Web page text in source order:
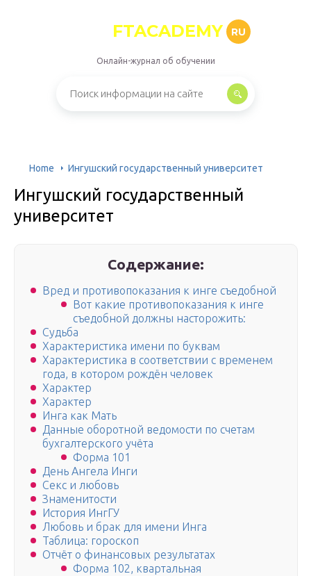
FTACADEMY RU
Онлайн-журнал об обучении
Home Ингушский государственный университет
Ингушский государственный
университет
Содержание:
Вред и противопоказания к инге съедобной
Вот какие противопоказания к инге
съедобной должны насторожить:
Судьба
Характеристика имени по буквам
Характеристика в соответствии с временем
года, в котором рождён человек
Характер
Характер
Инга как Мать
Данные оборотной ведомости по счетам
бухгалтерского учёта
Форма 101
День Ангела Инги
Секс и любовь
Знаменитости
История ИнгГУ
Любовь и брак для имени Инга
Таблица: гороскоп
Отчёт о финансовых результатах
Форма 102, квартальная